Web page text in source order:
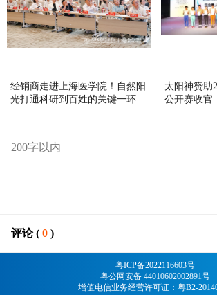
经销商走进上海医学院！自然阳
光打通科研到百姓的关键一环
太阳神赞助
公开赛收官
评论 ( 0 )
粤ICP备2022116603号
粤公网安备 44010602002891号
增值电信业务经营许可证：粤B2-